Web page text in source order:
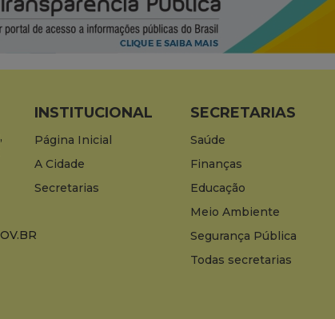
INSTITUCIONAL
Página Inicial
A Cidade
Secretarias
SECRETARIAS
Saúde
Finanças
Educação
Meio Ambiente
Segurança Pública
Todas secretarias